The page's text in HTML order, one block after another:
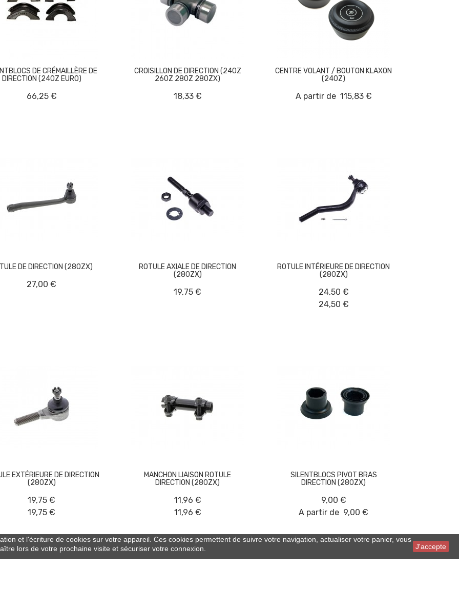
DE CRÉMAILLÈRE DE
DIRECTION (240Z EURO)
66,25 €
CROISILLON DE DIRECTION (240Z
260Z 280Z 280ZX)
18,33 €
CENTRE VOLANT / BOUTON KLAXON
(240Z)
A partir de 115,83 €
DE DIRECTION (280ZX)
27,00 €
ROTULE AXIALE DE DIRECTION
(280ZX)
19,75 €
ROTULE INTÉRIEURE DE DIRECTION
(280ZX)
24,50 €
24,50 €
EXTÉRIEURE DE DIRECTION
(280ZX)
19,75 €
19,75 €
MANCHON LIAISON ROTULE
DIRECTION (280ZX)
11,96 €
11,96 €
SILENTBLOCS PIVOT BRAS
DIRECTION (280ZX)
9,00 €
A partir de 9,00 €
et l'écriture de cookies sur votre appareil. Ces cookies permettent de suivre votre navigation, actualiser votre panier, vous
lors de votre prochaine visite et sécuriser votre connexion.
J'accepte